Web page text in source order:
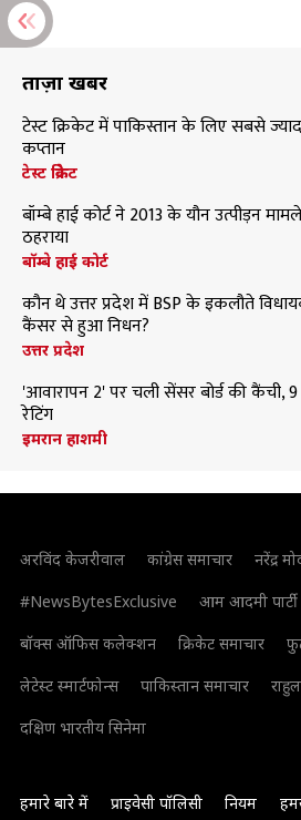
ताज़ा खबरें
टेस्ट क्रिकेट में पाकिस्तान के लिए सबसे
कप्तान
टेस्ट क्रिकेट
बॉम्बे हाई कोर्ट ने 2013 के यौन उत्पीड़न
ठहराया
बॉम्बे हाई कोर्ट
कौन थे उत्तर प्रदेश में BSP के इकलौते
कैंसर से हुआ निधन?
उत्तर प्रदेश
'आवारापन 2' पर चली सेंसर बोर्ड की कैंची,
रेटिंग
इमरान हाशमी
अरविंद केजरीवाल कांग्रेस समाचार नरेंद्र
#NewsBytesExclusive
आम आदमी पार्टी
बॉक्स ऑफिस कलेक्शन
क्रिकेट समाचार
लेटेस्ट स्मार्टफोन्स
पाकिस्तान समाचार
दक्षिण भारतीय सिनेमा
हमारे बारे में प्राइवेसी पॉलिसी नियम